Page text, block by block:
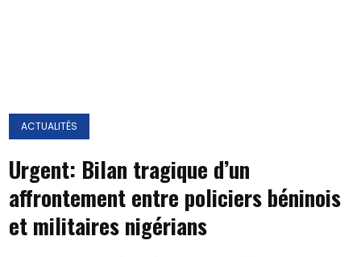
ACTUALITÉS
Urgent: Bilan tragique d’un
affrontement entre policiers béninois
et militaires nigérians